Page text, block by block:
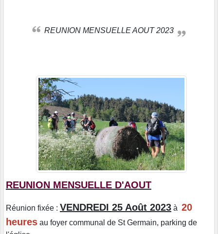
REUNION MENSUELLE AOUT 2023
REUNION MENSUELLE D'AOUT
Réunion fixée : VENDREDI 25 Août 2023 à 20
heures au foyer communal de St Germain, parking de